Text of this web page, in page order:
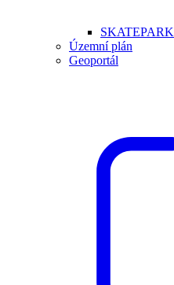
SKATEPARK
Územní plán
Geoportál